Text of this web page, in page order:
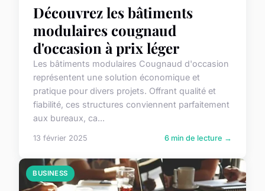
Découvrez les bâtiments
modulaires cougnaud
d'occasion à prix léger
Les bâtiments modulaires Cougnaud d'occasion
représentent une solution économique et
pratique pour divers projets. Offrant qualité et
fiabilité, ces structures conviennent parfaitement
aux bureaux, ca...
13 février 2025 6 min de lecture →
BUSINESS